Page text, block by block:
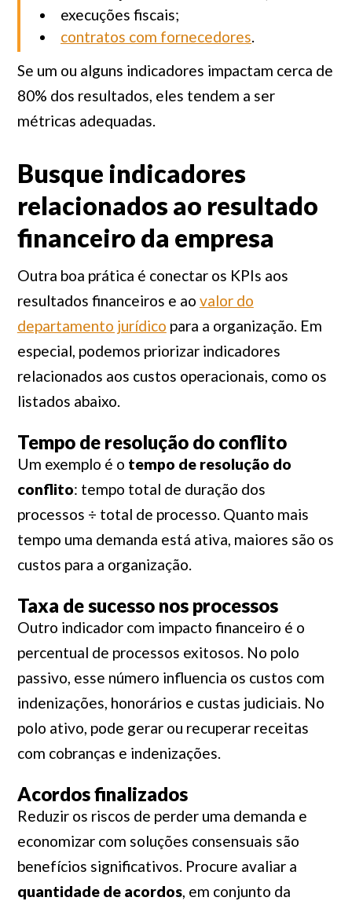
execuções fiscais;
contratos com fornecedores.
Se um ou alguns indicadores impactam cerca de
80% dos resultados, eles tendem a ser
métricas adequadas.
Busque indicadores
relacionados ao resultado
financeiro da empresa
Outra boa prática é conectar os KPIs aos
resultados financeiros e ao valor do
departamento jurídico para a organização. Em
especial, podemos priorizar indicadores
relacionados aos custos operacionais, como os
listados abaixo.
Tempo de resolução do conflito
Um exemplo é o tempo de resolução do
conflito: tempo total de duração dos
processos ÷ total de processo. Quanto mais
tempo uma demanda está ativa, maiores são os
custos para a organização.
Taxa de sucesso nos processos
Outro indicador com impacto financeiro é o
percentual de processos exitosos. No polo
passivo, esse número influencia os custos com
indenizações, honorários e custas judiciais. No
polo ativo, pode gerar ou recuperar receitas
com cobranças e indenizações.
Acordos finalizados
Reduzir os riscos de perder uma demanda e
economizar com soluções consensuais são
benefícios significativos. Procure avaliar a
quantidade de acordos, em conjunto da